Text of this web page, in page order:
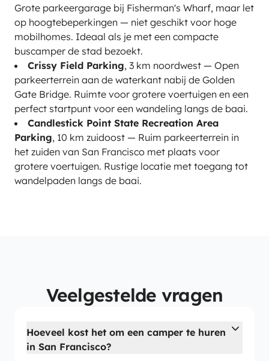
Grote parkeergarage bij Fisherman's Wharf, maar let
op hoogtebeperkingen — niet geschikt voor hoge
mobilhomes. Ideaal als je met een compacte
buscamper de stad bezoekt.
Crissy Field Parking, 3 km noordwest — Open
parkeerterrein aan de waterkant nabij de Golden
Gate Bridge. Ruimte voor grotere voertuigen en een
perfect startpunt voor een wandeling langs de baai.
Candlestick Point State Recreation Area
Parking, 10 km zuidoost — Ruim parkeerterrein in
het zuiden van San Francisco met plaats voor
grotere voertuigen. Rustige locatie met toegang tot
wandelpaden langs de baai.
Veelgestelde vragen
Hoeveel kost het om een camper te huren
in San Francisco?